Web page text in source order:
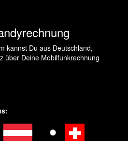
kannst Du aus Deutschland,
über Deine Mobilfunkrechnung